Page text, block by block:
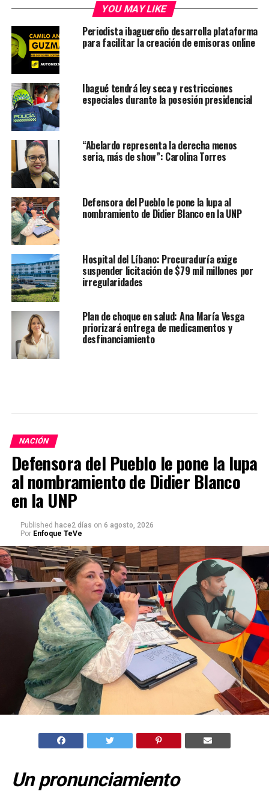
YOU MAY LIKE
Periodista ibaguereño desarrolla plataforma
para facilitar la creación de emisoras online
Ibagué tendrá ley seca y restricciones
especiales durante la posesión presidencial
“Abelardo representa la derecha menos
seria, más de show”: Carolina Torres
Defensora del Pueblo le pone la lupa al
nombramiento de Didier Blanco en la UNP
Hospital del Líbano: Procuraduría exige
suspender licitación de $79 mil millones por
irregularidades
Plan de choque en salud: Ana María Vesga
priorizará entrega de medicamentos y
desfinanciamiento
NACIÓN
Defensora del Pueblo le pone la lupa
al nombramiento de Didier Blanco
en la UNP
Published hace2 días on 6 agosto, 2026
Por Enfoque TeVe
Un pronunciamiento